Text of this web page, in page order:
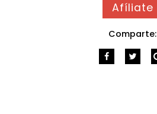
Afíliate
Comparte: